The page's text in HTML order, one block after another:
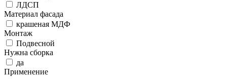
ЛДСП
Материал фасада
крашеная МДФ
Монтаж
Подвесной
Нужна сборка
да
Применение